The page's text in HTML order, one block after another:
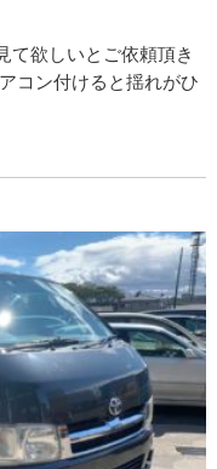
て欲しいとご依頼頂き
コン付けると揺れがひ